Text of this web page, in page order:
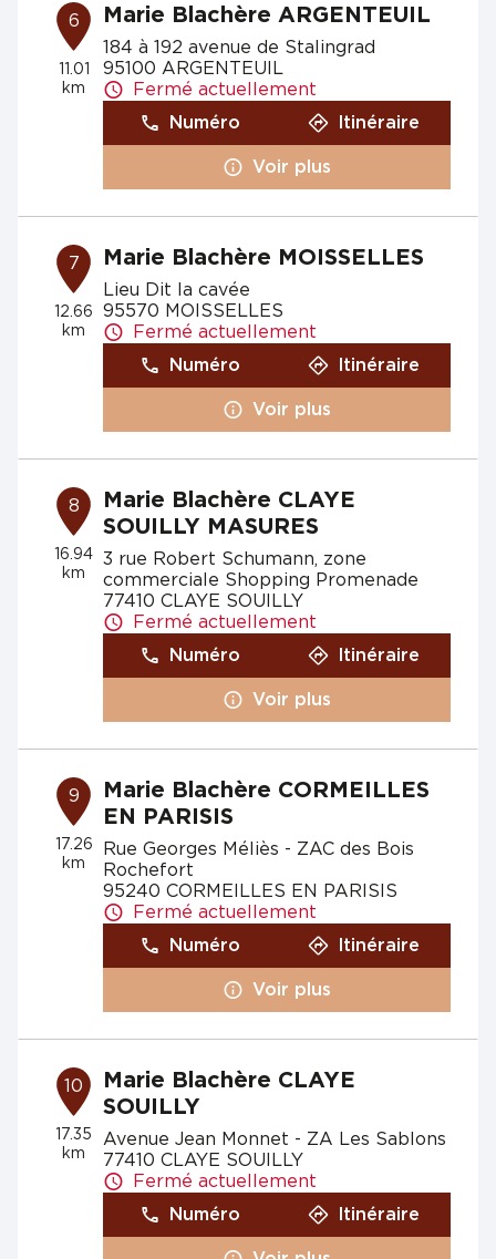
6
11.01
km
Marie Blachère ARGENTEUIL
184 à 192 avenue de Stalingrad
95100 ARGENTEUIL
Fermé actuellement
Numéro
Itinéraire
Voir plus
7
12.66
km
Marie Blachère MOISSELLES
Lieu Dit la cavée
95570 MOISSELLES
Fermé actuellement
Numéro
Itinéraire
Voir plus
8
16.94
km
Marie Blachère CLAYE
SOUILLY MASURES
3 rue Robert Schumann, zone
commerciale Shopping Promenade
77410 CLAYE SOUILLY
Fermé actuellement
Numéro
Itinéraire
Voir plus
9
17.26
km
Marie Blachère CORMEILLES
EN PARISIS
Rue Georges Méliès - ZAC des Bois
Rochefort
95240 CORMEILLES EN PARISIS
Fermé actuellement
Numéro
Itinéraire
Voir plus
10
17.35
km
Marie Blachère CLAYE
SOUILLY
Avenue Jean Monnet - ZA Les Sablons
77410 CLAYE SOUILLY
Fermé actuellement
Numéro
Itinéraire